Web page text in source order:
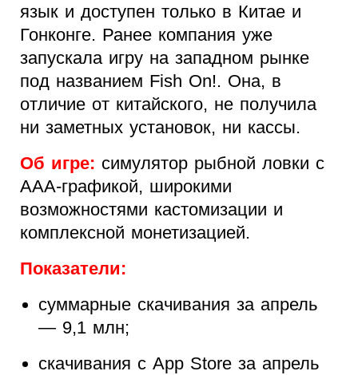
язык и доступен только в Китае и
Гонконге. Ранее компания уже
запускала игру на западном рынке
под названием Fish On!. Она, в
отличие от китайского, не получила
ни заметных установок, ни кассы.
Об игре: симулятор рыбной ловки с
ААА-графикой, широкими
возможностями кастомизации и
комплексной монетизацией.
Показатели:
суммарные скачивания за апрель
— 9,1 млн;
скачивания с App Store за апрель